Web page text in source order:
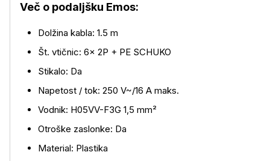
Več o izdelku
Več o podaljšku Emos:
Dolžina kabla: 1.5 m
Št. vtičnic: 6× 2P + PE SCHUKO
Stikalo: Da
Napetost / tok: 250 V~/16 A maks.
Vodnik: H05VV-F3G 1,5 mm²
Otroške zaslonke: Da
Material: Plastika